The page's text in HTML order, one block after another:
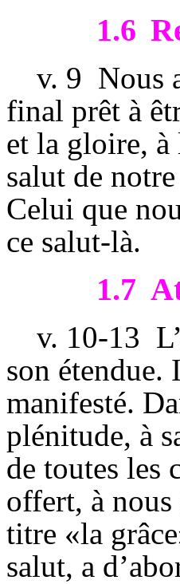
1.6
v. 9 Nous
final prêt à
et la gloire, à
salut de
Celui que
ce salut-là.
1.7
v. 10-13
son étendue.
manifesté.
plénitude, à
de toutes les
offert, à nous
titre «la
salut, a